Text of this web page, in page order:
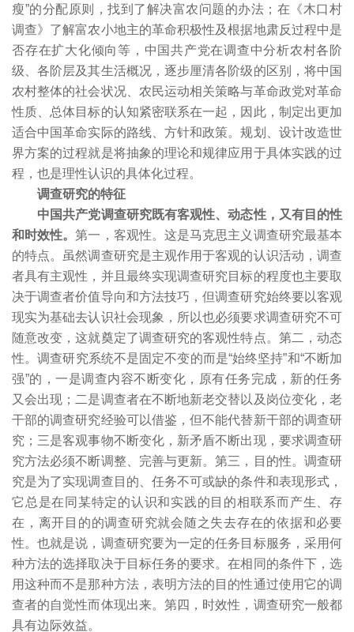
瘦”的分配原则，找到了解决富农问题的办法；在《木口村
调查》了解富农小地主的革命积极性及根据地肃反过程中是
否存在扩大化倾向等，中国共产党在调查中分析农村各阶
级、各阶层及其生活概况，逐步厘清各阶级的区别，将中国
农村整体的社会状况、农民运动相关策略与革命政党对革命
性质、总体目标的认知紧密联系在一起，因此，制定出更加
适合中国革命实际的路线、方针和政策。规划、设计改造世
界方案的过程就是将抽象的理论和规律应用于具体实践的过
程，也是理性认识的具体化过程。
调查研究的特征
中国共产党调查研究既有客观性、动态性，又有目的性
和时效性。第一，客观性。这是马克思主义调查研究最基本
的特点。虽然调查研究是主观作用于客观的认识活动，调查
者具有主观性，并且最终实现调查研究目标的程度也主要取
决于调查者价值导向和方法技巧，但调查研究始终要以客观
现实为基础去认识社会现象，所以也必须要求调查研究不可
随意改变，这就奠定了调查研究的客观性特点。第二，动态
性。调查研究系统不是固定不变的而是“始终坚持”和“不断加
强”的，一是调查内容不断变化，原有任务完成，新的任务
又会出现；二是调查者在不断地新老交替以及岗位变化，老
干部的调查研究经验可以借鉴，但不能代替新干部的调查研
究；三是客观事物不断变化，新矛盾不断出现，要求调查研
究方法必须不断调整、完善与更新。第三，目的性。调查研
究是为了实现调查目的、任务不可或缺的条件和表现形式，
它总是在同某特定的认识和实践的目的相联系而产生、存
在，离开目的的调查研究就会随之失去存在的依据和必要
性。也就是说，调查研究要为一定的任务目标服务，采用何
种方法的选择取决于目标任务的要求。在相同的条件下，选
用这种而不是那种方法，表明方法的目的性通过使用它的调
查者的自觉性而体现出来。第四，时效性，调查研究一般都
具有边际效益。